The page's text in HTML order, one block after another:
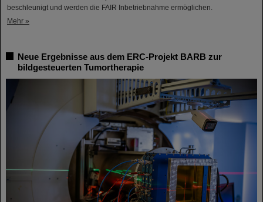
beschleunigt und werden die FAIR Inbetriebnahme ermöglichen.
Mehr »
Neue Ergebnisse aus dem ERC-Projekt BARB zur
bildgesteuerten Tumortherapie